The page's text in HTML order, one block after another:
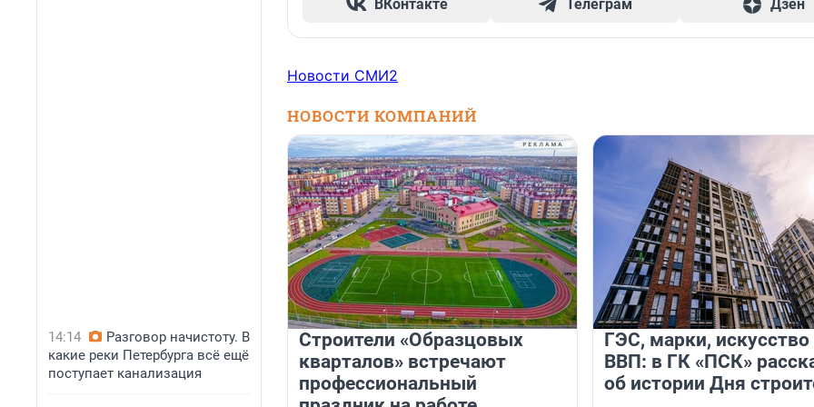
14:14
Разговор начистоту. В
какие реки Петербурга всё ещё
поступает канализация
ВКонтакте Телеграм Дзен
Новости СМИ2
НОВОСТИ КОМПАНИЙ
Строители «Образцовых
кварталов» встречают
профессиональный
ГЭС, марки, искусство
ВВП: в ГК «ПСК»
об истории Дня